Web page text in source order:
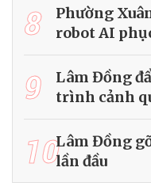
8
Phường
robot AI
9
Lâm Đồng
trình cảnh
10Lâm Đồng
lần đầu